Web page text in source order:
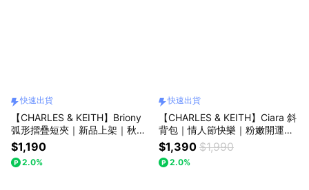
快速出貨
【CHARLES & KEITH】Briony
弧形摺疊短夾｜新品上架｜秋季
新品｜生日送禮推薦｜快速出貨
｜小CK｜官方直營
$1,190
2.0%
快速出貨
【CHARLES & KEITH】Ciara 斜
背包｜情人節快樂｜粉嫩開運色
｜新年禮物｜生日禮物｜快速出
貨｜小CK｜官方直營
$1,390 $1,990
2.0%